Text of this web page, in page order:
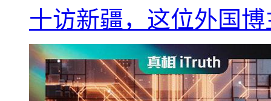
十访新疆，这位外国